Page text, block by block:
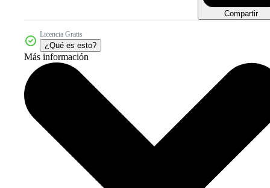
Compartir
Licencia Gratis
¿Qué es esto?
Más información